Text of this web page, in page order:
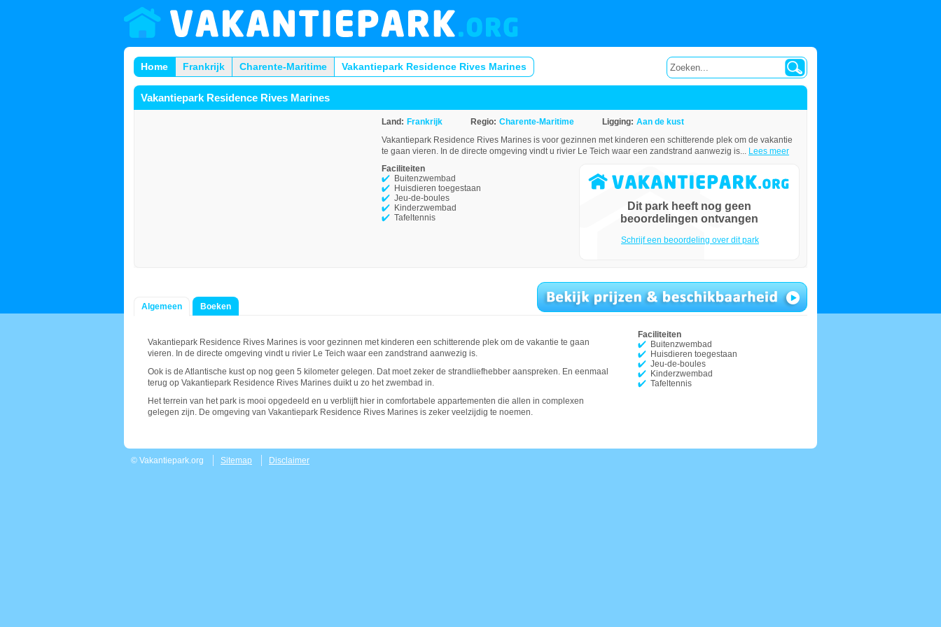
Home Frankrijk Charente-Maritime Vakantiepark Residence Rives Marines
Vakantiepark Residence Rives Marines
Land: Frankrijk Regio: Charente-Maritime Ligging: Aan de kust
Vakantiepark Residence Rives Marines is voor gezinnen met kinderen een schitterende plek om de vakantie
te gaan vieren. In de directe omgeving vindt u rivier Le Teich waar een zandstrand aanwezig is... Lees meer
Faciliteiten
Buitenzwembad
Huisdieren toegestaan
Jeu-de-boules
Kinderzwembad
Tafeltennis
Dit park heeft nog geen
beoordelingen ontvangen
Schrijf een beoordeling over dit park
Algemeen Boeken
Vakantiepark Residence Rives Marines is voor gezinnen met kinderen een schitterende plek om de vakantie te gaan
vieren. In de directe omgeving vindt u rivier Le Teich waar een zandstrand aanwezig is.
Ook is de Atlantische kust op nog geen 5 kilometer gelegen. Dat moet zeker de strandliefhebber aanspreken. En eenmaal
terug op Vakantiepark Residence Rives Marines duikt u zo het zwembad in.
Het terrein van het park is mooi opgedeeld en u verblijft hier in comfortabele appartementen die allen in complexen
gelegen zijn. De omgeving van Vakantiepark Residence Rives Marines is zeker veelzijdig te noemen.
Faciliteiten
Buitenzwembad
Huisdieren toegestaan
Jeu-de-boules
Kinderzwembad
Tafeltennis
© Vakantiepark.org Sitemap Disclaimer